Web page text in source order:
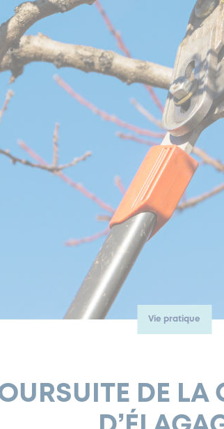
Vie pratique
DE LA